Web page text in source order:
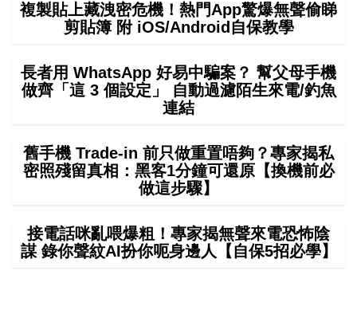
複製貼上藏洩密危機！熱門App驚爆無聲偷睇
剪貼簿 附 iOS/Android自保教學
長者用 WhatsApp 好易中騙案？ 幫父母手機
做齊「這 3 個設定」 自動過濾陌生來電/釣魚
連結
舊手機 Trade-in 前只做重置唔夠？專家揭私
密照殘留真相：黑客1分鐘可還原【換機前必
做這步驟】
接電話咪亂喂爆粗！專家揭無聲來電恐怖陰
謀 錄你聲紋AI扮你呃身邊人【自保5招必學】